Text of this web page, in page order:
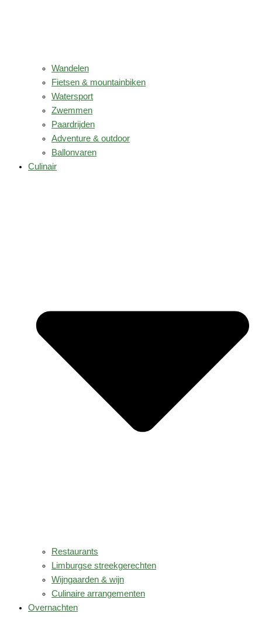
Wandelen
Fietsen & mountainbiken
Watersport
Zwemmen
Paardrijden
Adventure & outdoor
Ballonvaren
Culinair
Restaurants
Limburgse streekgerechten
Wijngaarden & wijn
Culinaire arrangementen
Overnachten